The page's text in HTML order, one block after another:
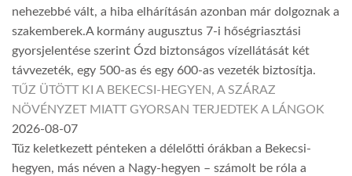
nehezebbé vált, a hiba elhárításán azonban már dolgoznak a
szakemberek.A kormány augusztus 7-i hőségriasztási
gyorsjelentése szerint Ózd biztonságos vízellátását két
távvezeték, egy 500-as és egy 600-as vezeték biztosítja.
TŰZ ÜTÖTT KI A BEKECSI-HEGYEN, A SZÁRAZ
NÖVÉNYZET MIATT GYORSAN TERJEDTEK A LÁNGOK
2026-08-07
Tűz keletkezett pénteken a délelőtti órákban a Bekecsi-
hegyen, más néven a Nagy-hegyen – számolt be róla a